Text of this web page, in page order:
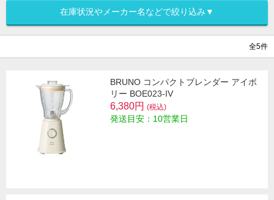
在庫状況やメーカー名などで絞り込み▼
全5件
BRUNO コンパクトブレンダー アイボ
リー BOE023-IV
6,380円 (税込)
発送目安：10営業日